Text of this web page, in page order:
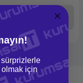
için